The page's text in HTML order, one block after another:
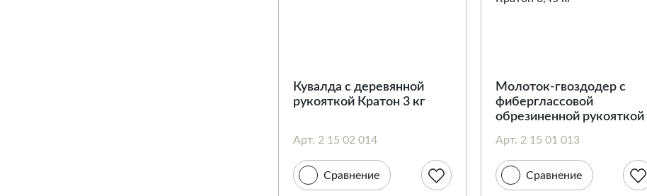
Кувалда c деревянной
рукояткой Кратон 3 кг
Арт. 2 15 02 014
Сравнение
Молоток-гвоздодер с
фиберглассовой
обрезиненной рукояткой
Арт. 2 15 01 013
Сравнение